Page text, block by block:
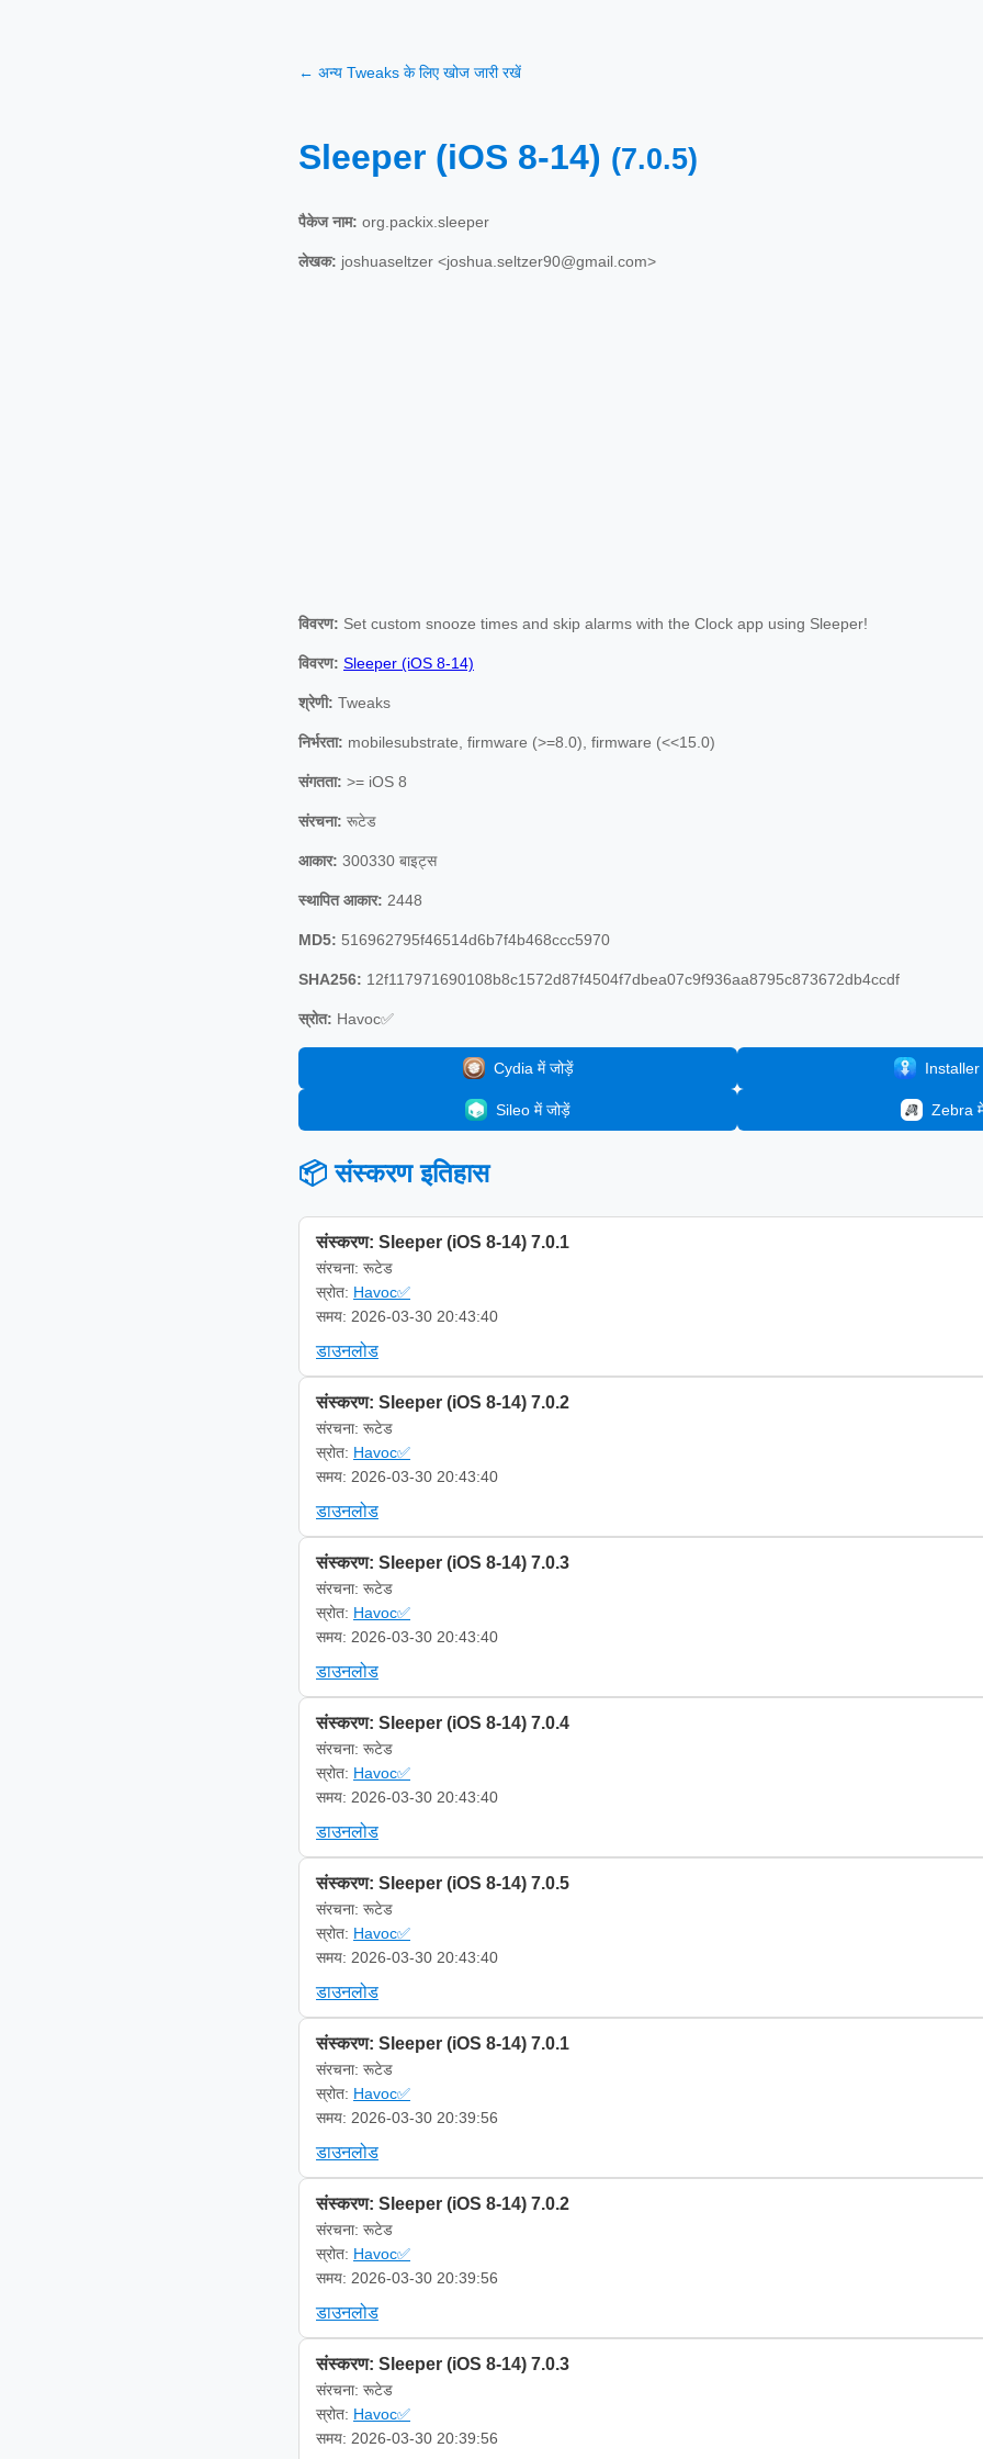
← अन्य Tweaks के लिए खोज जारी रखें
Sleeper (iOS 8-14) (7.0.5)
पैकेज नाम: org.packix.sleeper
लेखक: joshuaseltzer <joshua.seltzer90@gmail.com>
विवरण: Set custom snooze times and skip alarms with the Clock app using Sleeper!
विवरण: Sleeper (iOS 8-14)
श्रेणी: Tweaks
निर्भरता: mobilesubstrate, firmware (>=8.0), firmware (<<15.0)
संगतता: >= iOS 8
संरचना: रूटेड
आकार: 300330 बाइट्स
स्थापित आकार: 2448
MD5: 516962795f46514d6b7f4b468ccc5970
SHA256: 12f117971690108b8c1572d87f4504f7dbea07c9f936aa8795c873672db4ccdf
स्रोत: Havoc✅
Cydia में जोड़ें Installer
Sileo में जोड़ें Zebra
📦 संस्करण इतिहास
संस्करण: Sleeper (iOS 8-14) 7.0.1
संरचना: रूटेड
स्रोत: Havoc✅
समय: 2026-03-30 20:43:40
डाउनलोड
संस्करण: Sleeper (iOS 8-14) 7.0.2
संरचना: रूटेड
स्रोत: Havoc✅
समय: 2026-03-30 20:43:40
डाउनलोड
संस्करण: Sleeper (iOS 8-14) 7.0.3
संरचना: रूटेड
स्रोत: Havoc✅
समय: 2026-03-30 20:43:40
डाउनलोड
संस्करण: Sleeper (iOS 8-14) 7.0.4
संरचना: रूटेड
स्रोत: Havoc✅
समय: 2026-03-30 20:43:40
डाउनलोड
संस्करण: Sleeper (iOS 8-14) 7.0.5
संरचना: रूटेड
स्रोत: Havoc✅
समय: 2026-03-30 20:43:40
डाउनलोड
संस्करण: Sleeper (iOS 8-14) 7.0.1
संरचना: रूटेड
स्रोत: Havoc✅
समय: 2026-03-30 20:39:56
डाउनलोड
संस्करण: Sleeper (iOS 8-14) 7.0.2
संरचना: रूटेड
स्रोत: Havoc✅
समय: 2026-03-30 20:39:56
डाउनलोड
संस्करण: Sleeper (iOS 8-14) 7.0.3
संरचना: रूटेड
स्रोत: Havoc✅
समय: 2026-03-30 20:39:56